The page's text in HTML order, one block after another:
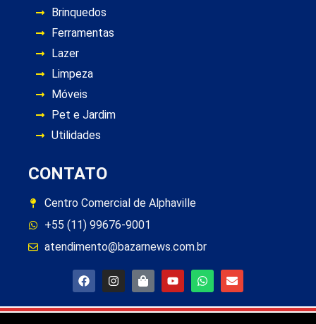
Brinquedos
Ferramentas
Lazer
Limpeza
Móveis
Pet e Jardim
Utilidades
CONTATO
Centro Comercial de Alphaville
+55 (11) 99676-9001
atendimento@bazarnews.com.br